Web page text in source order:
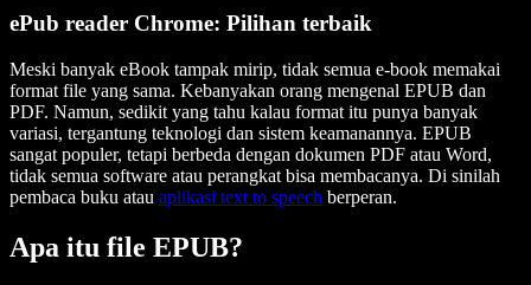
ePub reader Chrome: Pilihan terbaik
Meski banyak eBook tampak mirip, tidak semua e-book memakai
format file yang sama. Kebanyakan orang mengenal EPUB dan
PDF. Namun, sedikit yang tahu kalau format itu punya banyak
variasi, tergantung teknologi dan sistem keamanannya. EPUB
sangat populer, tetapi berbeda dengan dokumen PDF atau Word,
tidak semua software atau perangkat bisa membacanya. Di sinilah
pembaca buku atau aplikasi text to speech berperan.
Apa itu file EPUB?